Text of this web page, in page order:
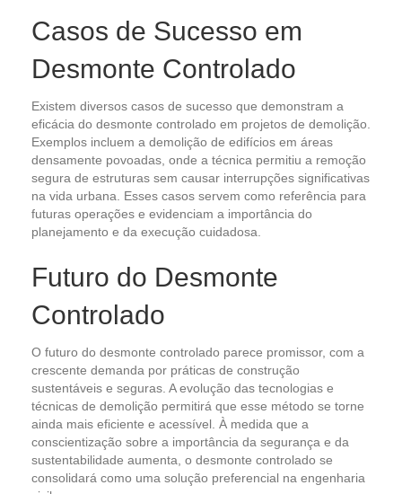
Casos de Sucesso em
Desmonte Controlado
Existem diversos casos de sucesso que demonstram a
eficácia do desmonte controlado em projetos de demolição.
Exemplos incluem a demolição de edifícios em áreas
densamente povoadas, onde a técnica permitiu a remoção
segura de estruturas sem causar interrupções significativas
na vida urbana. Esses casos servem como referência para
futuras operações e evidenciam a importância do
planejamento e da execução cuidadosa.
Futuro do Desmonte
Controlado
O futuro do desmonte controlado parece promissor, com a
crescente demanda por práticas de construção
sustentáveis e seguras. A evolução das tecnologias e
técnicas de demolição permitirá que esse método se torne
ainda mais eficiente e acessível. À medida que a
conscientização sobre a importância da segurança e da
sustentabilidade aumenta, o desmonte controlado se
consolidará como uma solução preferencial na engenharia